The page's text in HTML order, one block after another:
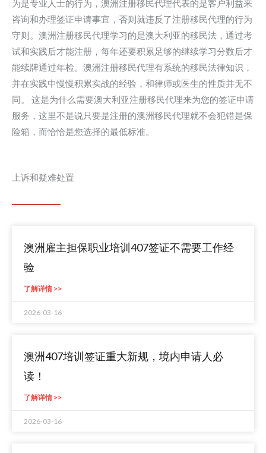
为是专业人士的行为，澳洲注册移民代理代表的是客户利益来
咨询和办理签证申请事宜，否则就违反了注册移民代理的行为
守则。澳洲注册移民代理学习的是澳大利亚的移民法，通过考
试和实践后才能注册，每年还要积累足够的继续学习分数后才
能续牌通过年检。澳洲注册移民代理有系统的移民法律知识，
并在实践中慢慢积累实战的经验，和律师或医生的性质并无不
同。 这是为什么需要澳大利亚注册移民代理来为您的签证申请
服务，这里不是说只要是注册的澳洲移民代理就不会犯错是保
险箱，而恰恰是您选择的最低标准。
上诉和疑难处置
澳洲雇主担保职业培训407签证不需要工作经
验
了解详情 >>
2026-03-16
澳洲407培训签证重大新规，境内申请人必
读！
了解详情 >>
2026-03-16